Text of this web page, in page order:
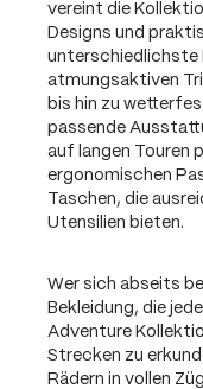
vereint die
Designs und
unterschiedlichste
atmungsaktiven
bis hin zu
passende
auf langen Touren
ergonomischen
Taschen, die
Utensilien bieten.
Wer sich abseits
Bekleidung, die
Adventure
Strecken zu
Rädern in vollen